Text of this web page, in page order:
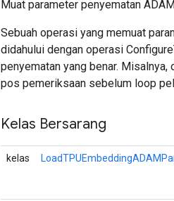
Muat parameter penyematan
Sebuah operasi yang memuat
didahului dengan operasi
penyematan yang benar.
pos pemeriksaan sebelum loop
Kelas Bersarang
kelas